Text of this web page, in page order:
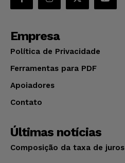
Empresa
Política de Privacidade
Ferramentas para PDF
Apoiadores
Contato
Últimas notícias
Composição da taxa de juros